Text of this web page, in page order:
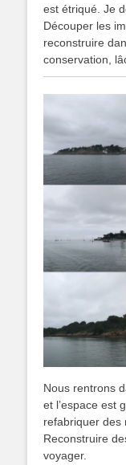
est étriqué. Je
Découper les
reconstruire
conservation,
Nous rentrons
et l’espace est
refabriquer des
Reconstruire
voyager.